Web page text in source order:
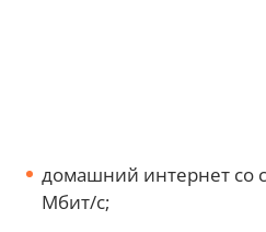
домашний интернет со
Мбит/с;